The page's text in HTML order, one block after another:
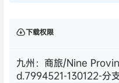
下载权限
九州：商旅/Nine
d.7994521-130122-分支